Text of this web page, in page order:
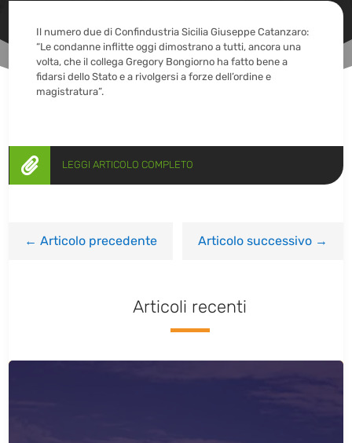
Il numero due di Confindustria Sicilia Giuseppe Catanzaro:
“Le condanne inflitte oggi dimostrano a tutti, ancora una
volta, che il collega Gregory Bongiorno ha fatto bene a
fidarsi dello Stato e a rivolgersi a forze dell’ordine e
magistratura”.
 LEGGI ARTICOLO COMPLETO
←Articolo precedente Articolo successivo→
Articoli recenti